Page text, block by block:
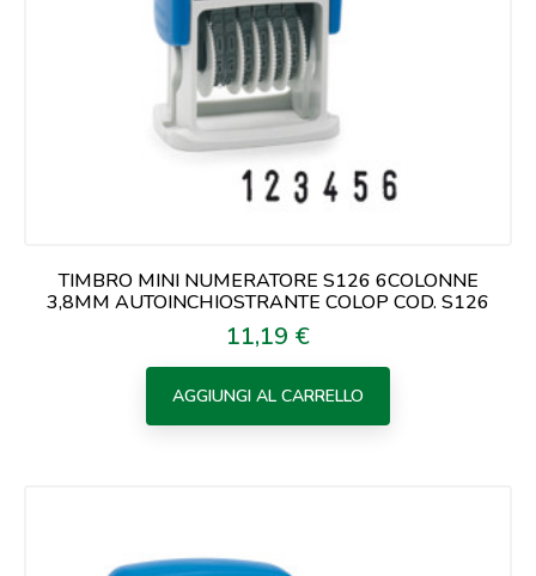
TIMBRO MINI NUMERATORE S126 6COLONNE
3,8MM AUTOINCHIOSTRANTE COLOP COD. S126
Prezzo
11,19 €
AGGIUNGI AL CARRELLO